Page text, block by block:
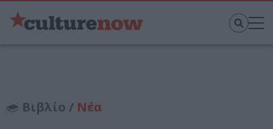
Βιβλίο / Νέα